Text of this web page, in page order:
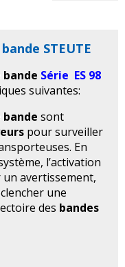
STEUTE
Série ES 98
suivantes:
sont
pour surveiller
En
l’activation
avertissement,
une
des bandes